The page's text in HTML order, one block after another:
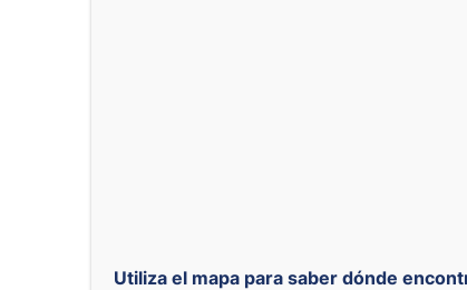
Utiliza el mapa para saber dónde